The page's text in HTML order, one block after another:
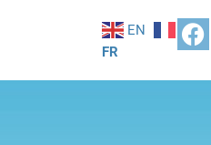
EN
FR